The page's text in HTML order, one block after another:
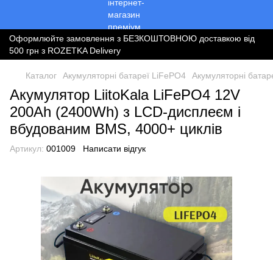
Оформлюйте замовлення з БЕЗКОШТОВНОЮ доставкою від
500 грн з ROZETKA Delivery
Каталог Акумуляторні батареї LiFePO4 Акумуляторні
Акумулятор LiitoKala LiFePO4 12V
200Ah (2400Wh) з LCD-дисплеєм і
вбудованим BMS, 4000+ циклів
Артикул: 001009 Написати відгук